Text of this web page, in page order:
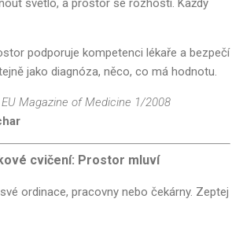
podporuje kompetenci lékaře a bezpečí
jako diagnóza, něco, co má hodnotu.
Magazine of Medicine 1/2008
cvičení: Prostor mluví
ordinace, pracovny nebo čekárny. Zeptej